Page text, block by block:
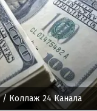
/ Коллаж 24 Канала